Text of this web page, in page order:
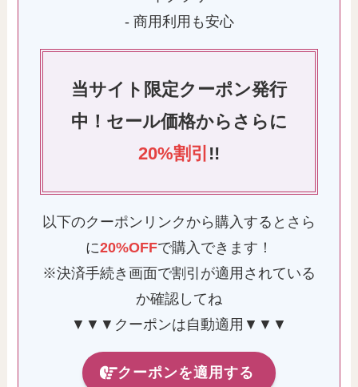
- 商用利用も安心
当サイト限定クーポン発行
中！セール価格からさらに
20%割引 !!
以下のクーポンリンクから購入するとさら
に20%OFFで購入できます！
※決済手続き画面で割引が適用されている
か確認してね
▼▼▼クーポンは自動適用▼▼▼
クーポンを適用する